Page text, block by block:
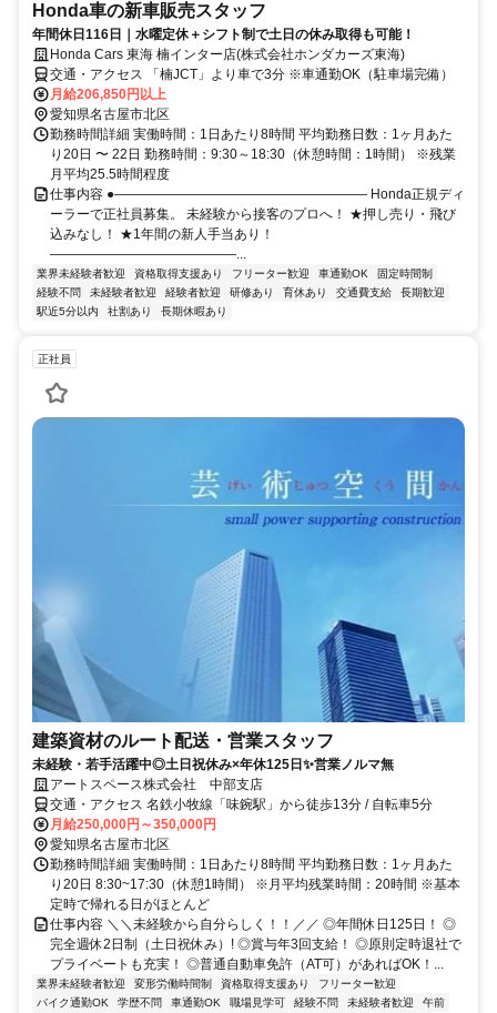
Honda車の新車販売スタッフ
年間休日116日｜水曜定休＋シフト制で土日の休み取得も可能！
Honda Cars 東海 楠インター店(株式会社ホンダカーズ東海)
交通・アクセス 「楠JCT」より車で3分 ※車通勤OK（駐車場完備）
月給206,850円以上
愛知県名古屋市北区
勤務時間詳細 実働時間：1日あたり8時間 平均勤務日数：1ヶ月あた
り20日 〜 22日 勤務時間：9:30～18:30（休憩時間：1時間） ※残業
月平均25.5時間程度
仕事内容 ●――――――――――――――――――― Honda正規ディ
ーラーで正社員募集。 未経験から接客のプロへ！ ★押し売り・飛び
込みなし！ ★1年間の新人手当あり！
――――――――――――――...
業界未経験者歓迎 資格取得支援あり フリーター歓迎 車通勤OK
固定時間制
経験不問
未経験者歓迎 経験者歓迎 研修あり 育休あり 交通費支給
長期歓迎
駅近5分以内
社割あり 長期休暇あり
正社員
建築資材のルート配送・営業スタッフ
未経験・若手活躍中◎土日祝休み×年休125日✨営業ノルマ無
アートスペース株式会社 中部支店
交通・アクセス 名鉄小牧線「味鋺駅」から徒歩13分 / 自転車5分
月給250,000円～350,000円
愛知県名古屋市北区
勤務時間詳細 実働時間：1日あたり8時間 平均勤務日数：1ヶ月あた
り20日 8:30~17:30（休憩1時間） ※月平均残業時間：20時間 ※基本
定時で帰れる日がほとんど
仕事内容 ＼＼未経験から自分らしく！！／／ ◎年間休日125日！ ◎
完全週休2日制（土日祝休み）! ◎賞与年3回支給！ ◎原則定時退社で
プライベートも充実！ ◎普通自動車免許（AT可）があればOK！...
業界未経験者歓迎 変形労働時間制 資格取得支援あり
フリーター歓迎
バイク通勤OK
学歴不問 車通勤OK 職場見学可 経験不問 未経験者歓迎
午前